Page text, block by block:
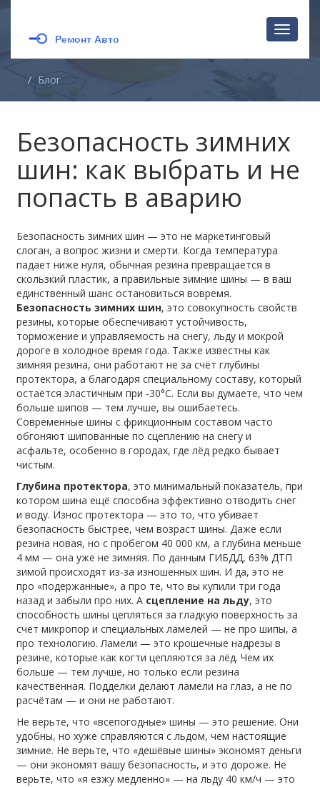
Блог
Безопасность зимних
шин: как выбрать и не
попасть в аварию
Безопасность зимних шин — это не маркетинговый
слоган, а вопрос жизни и смерти. Когда температура
падает ниже нуля, обычная резина превращается в
скользкий пластик, а правильные зимние шины — в ваш
единственный шанс остановиться вовремя.
Безопасность зимних шин,это совокупность свойств
резины, которые обеспечивают устойчивость,
торможение и управляемость на снегу, льду и мокрой
дороге в холодное время года. Также известны как
зимняя резина, они работают не за счёт глубины
протектора, а благодаря специальному составу, который
остаётся эластичным при -30°C. Если вы думаете, что чем
больше шипов — тем лучше, вы ошибаетесь.
Современные шины с фрикционным составом часто
обгоняют шипованные по сцеплению на снегу и
асфальте, особенно в городах, где лёд редко бывает
чистым.
Глубина протектора,это минимальный показатель, при
котором шина ещё способна эффективно отводить снег
и воду. Износ протектора — это то, что убивает
безопасность быстрее, чем возраст шины. Даже если
резина новая, но с пробегом 40 000 км, а глубина меньше
4 мм — она уже не зимняя. По данным ГИБДД, 63% ДТП
зимой происходят из-за изношенных шин. И да, это не
про «подержанные», а про те, что вы купили три года
назад и забыли про них. А сцепление на льду,это
способность шины цепляться за гладкую поверхность за
счёт микропор и специальных ламелей — не про шипы, а
про технологию. Ламели — это крошечные надрезы в
резине, которые как когти цепляются за лёд. Чем их
больше — тем лучше, но только если резина
качественная. Подделки делают ламели на глаз, а не по
расчётам — и они не работают.
Не верьте, что «всепогодные» шины — это решение. Они
удобны, но хуже справляются с льдом, чем настоящие
зимние. Не верьте, что «дешёвые шины» экономят деньги
— они экономят вашу безопасность, и это дороже. Не
верьте, что «я езжу медленно» — на льду 40 км/ч — это